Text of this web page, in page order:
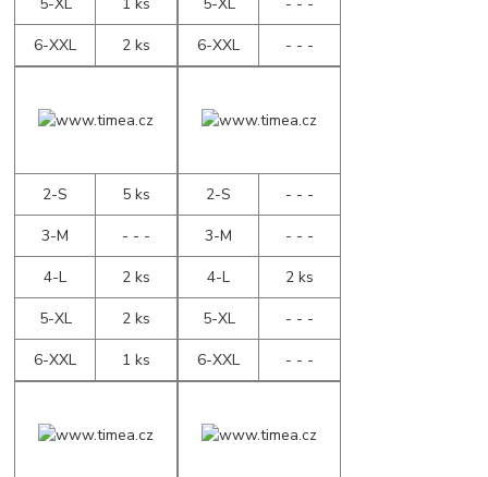
6-XXL
2 ks
6-XXL
- - -
2-S
5 ks
3-M
- - -
4-L
2 ks
5-XL
2 ks
6-XXL
1 ks
2-S
- - -
3-M
- - -
4-L
2 ks
5-XL
- - -
6-XXL
- - -